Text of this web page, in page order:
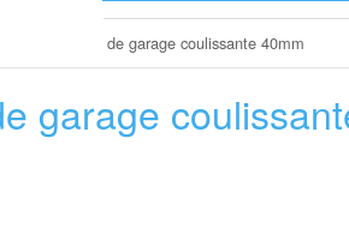
Porte de garage coulissante 40mm
garage